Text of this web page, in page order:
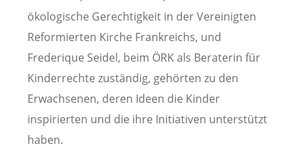
ökologische Gerechtigkeit in der Vereinigten
Reformierten Kirche Frankreichs, und
Frederique Seidel, beim ÖRK als Beraterin für
Kinderrechte zuständig, gehörten zu den
Erwachsenen, deren Ideen die Kinder
inspirierten und die ihre Initiativen unterstützt
haben.